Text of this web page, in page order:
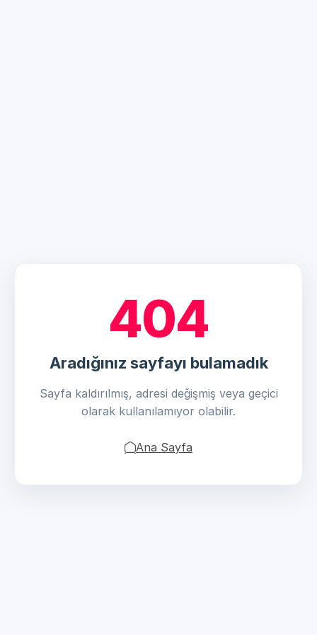
404
Aradığınız sayfayı bulamadık
Sayfa kaldırılmış, adresi değişmiş veya geçici
olarak kullanılamıyor olabilir.
Ana Sayfa